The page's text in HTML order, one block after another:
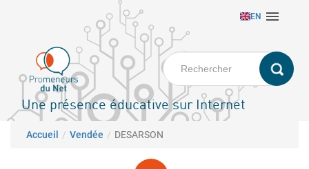
principal
EN 
Une présence éducative sur Internet
Fil d'Ariane
Accueil Vendée DESARSON